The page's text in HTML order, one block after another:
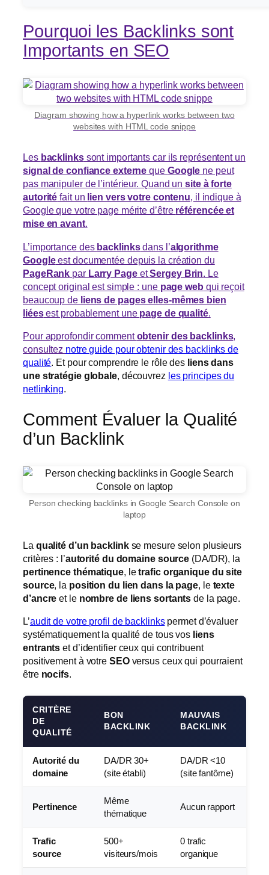
Pourquoi les Backlinks sont
Importants en SEO
Diagram showing how a hyperlink works between two
websites with HTML code snippe
Les backlinkssont importants car ils représentent un
signal de confiance externe que Google ne peut
pas manipuler de l’intérieur. Quand unsite à forte
autorité fait un lien vers votre contenu, il indique à
Google que votre page mérite d’être référencée et
mise en avant.
L’importance des backlinksdans l’algorithme
Googleest documentée depuis la création du
PageRank par Larry PageetSergey Brin. Le
concept original est simple : une page web qui reçoit
beaucoup de liens de pages elles-mêmes bien
liéesest probablement une page de qualité.
Pour approfondir commentobtenir des backlinks,
consultez notre guide pour obtenir des backlinks de
qualité. Et pour comprendre le rôle des liens dans
une stratégie globale, découvrez les principes du
netlinking.
Comment Évaluer la Qualité
d’un Backlink
Person checking backlinks in Google Search Console on
laptop
La qualité d’un backlinkse mesure selon plusieurs
critères : l’autorité du domaine source (DA/DR), la
pertinence thématique, letrafic organique du site
source, la position du lien dans la page , le texte
d’ancre et le nombre de liens sortants de la page.
L’audit de votre profil de backlinkspermet d’évaluer
systématiquement la qualité de tous vos liens
entrants et d’identifier ceux qui contribuent
positivement à votre SEOversus ceux qui pourraient
être nocifs.
CRITÈRE
DE
QUALITÉ
BON
BACKLINK
MAUVAIS
BACKLINK
Autorité du
domaine
DA/DR 30+
(site établi)
DA/DR <10
(site fantôme)
Pertinence
Même
thématique
Aucun rapport
Trafic
source
500+
visiteurs/mois
0 trafic
organique